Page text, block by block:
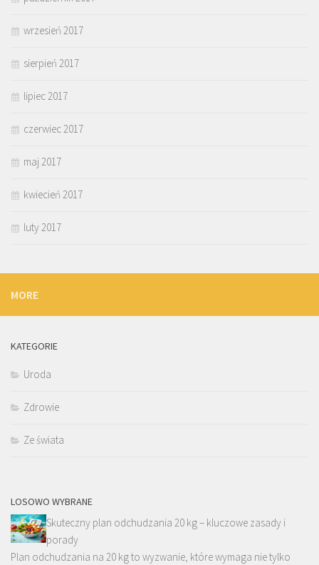
wrzesień 2017
sierpień 2017
lipiec 2017
czerwiec 2017
maj 2017
kwiecień 2017
luty 2017
MORE
KATEGORIE
Uroda
Zdrowie
Ze świata
LOSOWO WYBRANE
Skuteczny plan odchudzania 20 kg – kluczowe zasady i
porady
Plan odchudzania na 20 kg to wyzwanie, które wymaga nie tylko